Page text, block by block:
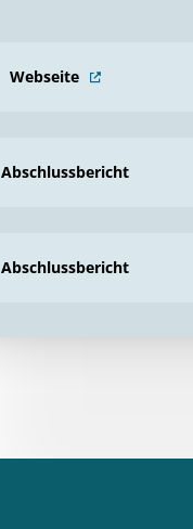
Webseite
Abschlussbericht
Abschlussbericht